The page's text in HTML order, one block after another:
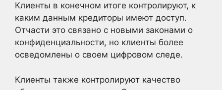
Клиенты в конечном итоге контролируют, к
каким данным кредиторы имеют доступ.
Отчасти это связано с новыми законами о
конфиденциальности, но клиенты более
осведомлены о своем цифровом следе.
Клиенты также контролируют качество